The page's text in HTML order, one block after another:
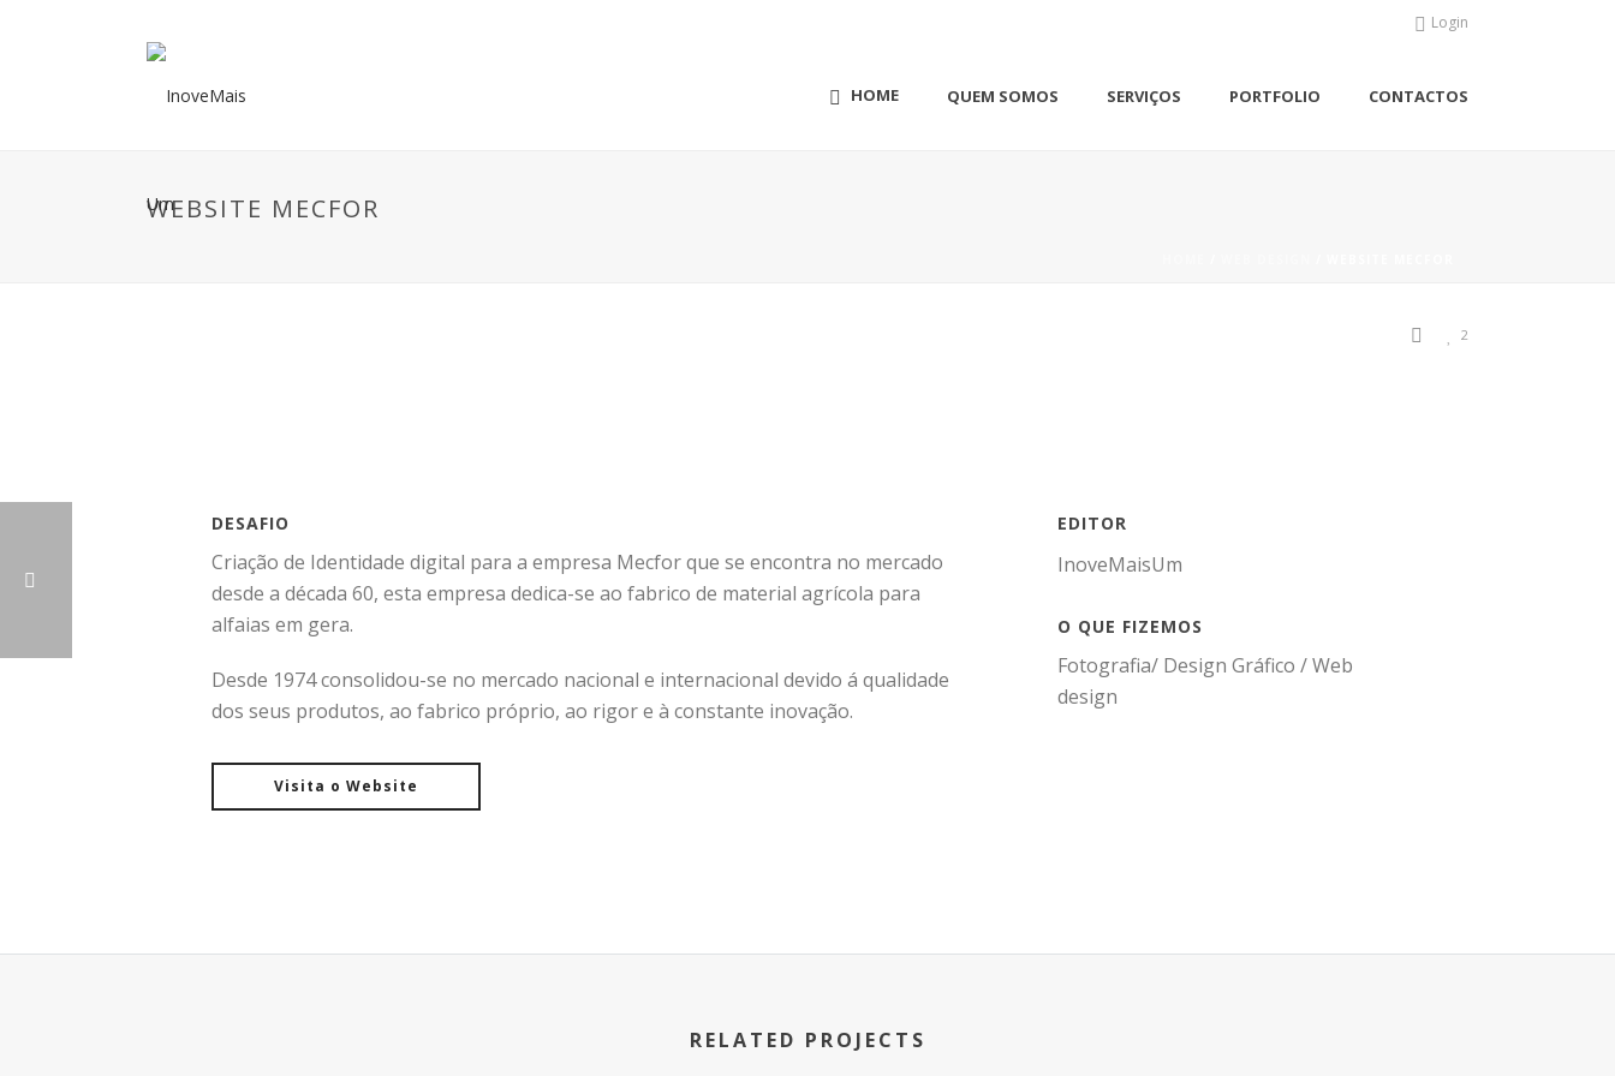
Login
HOME QUEM SOMOS SERVIÇOS PORTFOLIO CONTACTOS
WEBSITE MECFOR
2
DESAFIO
Criação de Identidade digital para a empresa Mecfor que se encontra no mercado
desde a década 60, esta empresa dedica-se ao fabrico de material agrícola para
alfaias em gera.
Desde 1974 consolidou-se no mercado nacional e internacional devido á qualidade
dos seus produtos, ao fabrico próprio, ao rigor e à constante inovação.
Visita o Website
EDITOR
InoveMaisUm
O QUE FIZEMOS
Fotografia/ Design Gráfico / Web
design
RELATED PROJECTS